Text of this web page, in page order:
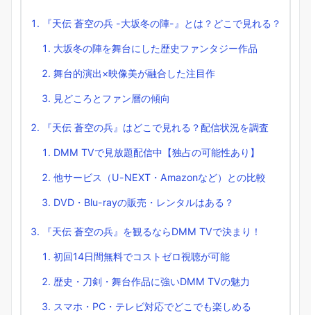
『天伝 蒼空の兵 -大坂冬の陣-』とは？どこで見れる？
大坂冬の陣を舞台にした歴史ファンタジー作品
舞台的演出×映像美が融合した注目作
見どころとファン層の傾向
『天伝 蒼空の兵』はどこで見れる？配信状況を調査
DMM TVで見放題配信中【独占の可能性あり】
他サービス（U-NEXT・Amazonなど）との比較
DVD・Blu-rayの販売・レンタルはある？
『天伝 蒼空の兵』を観るならDMM TVで決まり！
初回14日間無料でコストゼロ視聴が可能
歴史・刀剣・舞台作品に強いDMM TVの魅力
スマホ・PC・テレビ対応でどこでも楽しめる